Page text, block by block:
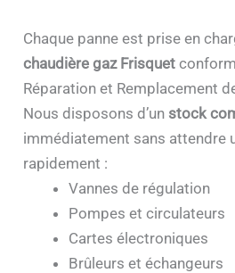
Chaque panne est prise en
chaudière gaz Frisquet
Réparation et Remplacement
Nous disposons d’un stock
immédiatement sans attendre
rapidement :
Vannes de régulation
Pompes et circulateurs
Cartes électroniques
Brûleurs et échangeurs